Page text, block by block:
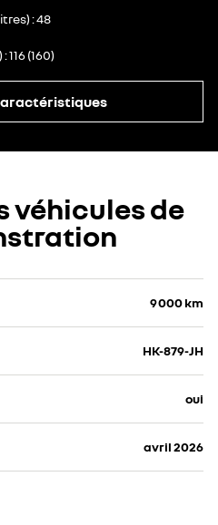
48
116 (160)
véhicules de
9 000 km
HK-879-JH
oui
avril 2026